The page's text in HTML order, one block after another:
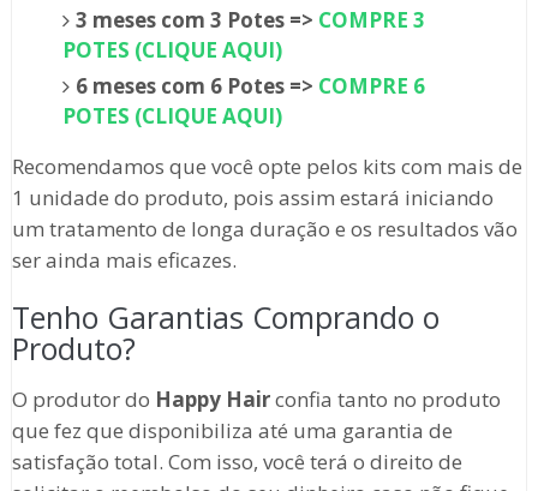
3 meses com 3 Potes => COMPRE 3
POTES (CLIQUE AQUI)
6 meses com 6 Potes => COMPRE 6
POTES (CLIQUE AQUI)
Recomendamos que você opte pelos kits com mais de
1 unidade do produto, pois assim estará iniciando
um tratamento de longa duração e os resultados vão
ser ainda mais eficazes.
Tenho Garantias Comprando o
Produto?
O produtor do Happy Hairconfia tanto no produto
que fez que disponibiliza até uma garantia de
satisfação total. Com isso, você terá o direito de